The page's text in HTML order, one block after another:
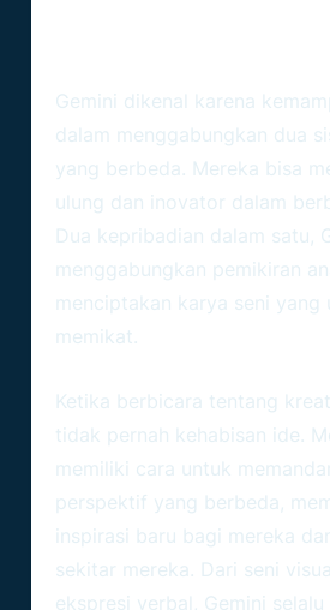
Gemini dikenal karena
dalam menggabungkan dua
yang berbeda. Mereka bisa
ulung dan inovator dalam
Dua kepribadian dalam satu,
menggabungkan pemikiran
menciptakan karya seni yang
memikat.
Ketika berbicara tentang
tidak pernah kehabisan ide.
memiliki cara untuk
perspektif yang berbeda,
inspirasi baru bagi mereka
sekitar mereka. Dari seni
ekspresi verbal, Gemini